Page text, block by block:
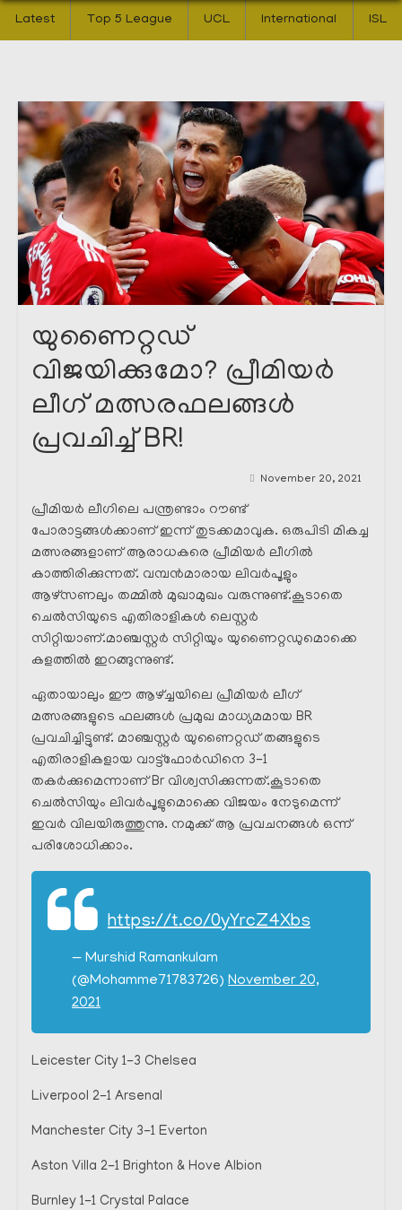
Latest Top 5 League UCL International ISL
യുണൈറ്റഡ്
വിജയിക്കുമോ? പ്രീമിയർ
ലീഗ് മത്സരഫലങ്ങൾ
പ്രവചിച്ച് BR!
November 20, 2021
പ്രീമിയർ ലീഗിലെ പന്ത്രണ്ടാം റൗണ്ട്
പോരാട്ടങ്ങൾക്കാണ് ഇന്ന് തുടക്കമാവുക. ഒരുപിടി മികച്ച
മത്സരങ്ങളാണ് ആരാധകരെ പ്രീമിയർ ലീഗിൽ
കാത്തിരിക്കുന്നത്. വമ്പൻമാരായ ലിവർപൂളും
ആഴ്സണലും തമ്മിൽ മുഖാമുഖം വരുന്നുണ്ട്.കൂടാതെ
ചെൽസിയുടെ എതിരാളികൾ ലെസ്റ്റർ
സിറ്റിയാണ്.മാഞ്ചസ്റ്റർ സിറ്റിയും യുണൈറ്റഡുമൊക്കെ
കളത്തിൽ ഇറങ്ങുന്നുണ്ട്.
ഏതായാലും ഈ ആഴ്ച്ചയിലെ പ്രീമിയർ ലീഗ്
മത്സരങ്ങളുടെ ഫലങ്ങൾ പ്രമുഖ മാധ്യമമായ BR
പ്രവചിച്ചിട്ടുണ്ട്. മാഞ്ചസ്റ്റർ യുണൈറ്റഡ് തങ്ങളുടെ
എതിരാളികളായ വാട്ട്ഫോർഡിനെ 3-1
തകർക്കുമെന്നാണ് Br വിശ്വസിക്കുന്നത്.കൂടാതെ
ചെൽസിയും ലിവർപൂളുമൊക്കെ വിജയം നേടുമെന്ന്
ഇവർ വിലയിരുത്തുന്നു. നമുക്ക് ആ പ്രവചനങ്ങൾ ഒന്ന്
പരിശോധിക്കാം.
https://t.co/0yYrcZ4Xbs
— Murshid Ramankulam
(@Mohamme71783726) November 20,
2021
Leicester City 1-3 Chelsea
Liverpool 2-1 Arsenal
Manchester City 3-1 Everton
Aston Villa 2-1 Brighton & Hove Albion
Burnley 1-1 Crystal Palace